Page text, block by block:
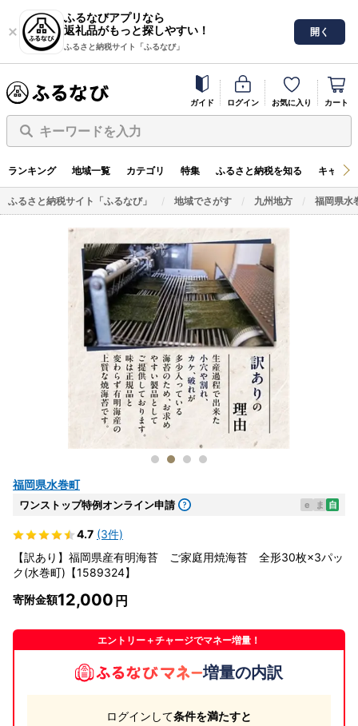
ふるなびアプリなら
返礼品がもっと探しやすい！
ふるさと納税サイト「ふるなび」
開く
ガイド ログイン お気に入り カート
キーワードを入力
ランキング 地域一覧 カテゴリ 特集 ふるさと納税を知る キャン
ふるさと納税サイト「ふるなび」 地域でさがす 九州地方 福岡県水
福岡県水巻町
ワンストップ特例オンライン申請 e ま 自
4.7 (3件)
【訳あり】福岡県産有明海苔 ご家庭用焼海苔 全形30枚×3パッ
ク(水巻町)【1589324】
寄附金額12,000
エントリー＋チャージでマネー増量！
増量の内訳
ログインして条件を満たすと